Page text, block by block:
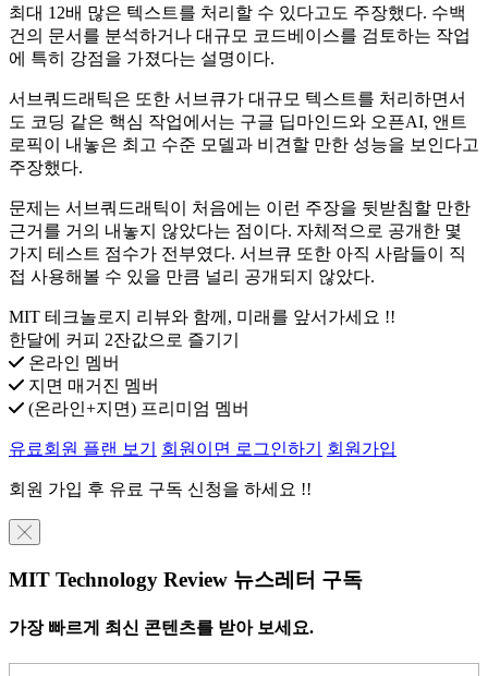
최대 12배 많은 텍스트를 처리할 수 있다고도 주장했다. 수백
건의 문서를 분석하거나 대규모 코드베이스를 검토하는 작업
에 특히 강점을 가졌다는 설명이다.
서브쿼드래틱은 또한 서브큐가 대규모 텍스트를 처리하면서
도 코딩 같은 핵심 작업에서는 구글 딥마인드와 오픈AI, 앤트
로픽이 내놓은 최고 수준 모델과 비견할 만한 성능을 보인다고
주장했다.
문제는 서브쿼드래틱이 처음에는 이런 주장을 뒷받침할 만한
근거를 거의 내놓지 않았다는 점이다. 자체적으로 공개한 몇
가지 테스트 점수가 전부였다. 서브큐 또한 아직 사람들이 직
접 사용해볼 수 있을 만큼 널리 공개되지 않았다.
MIT 테크놀로지 리뷰와 함께, 미래를 앞서가세요 !!
한달에 커피 2잔값으로 즐기기
온라인 멤버
지면 매거진 멤버
(온라인+지면) 프리미엄 멤버
유료회원 플랜 보기 회원이면 로그인하기 회원가입
회원 가입 후 유료 구독 신청을 하세요 !!
╳
MIT Technology Review 뉴스레터 구독
가장 빠르게 최신 콘텐츠를 받아 보세요.